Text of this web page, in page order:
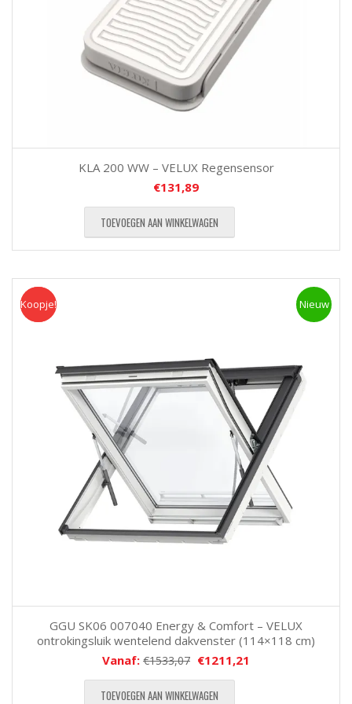
KLA 200 WW – VELUX Regensensor
€131,89
TOEVOEGEN AAN WINKELWAGEN
Koopje Nieuw
Koopje!
GGU SK06 007040 Energy & Comfort – VELUX
ontrokingsluik wentelend dakvenster (114×118 cm)
Vanaf: €1533,07 €1211,21
TOEVOEGEN AAN WINKELWAGEN